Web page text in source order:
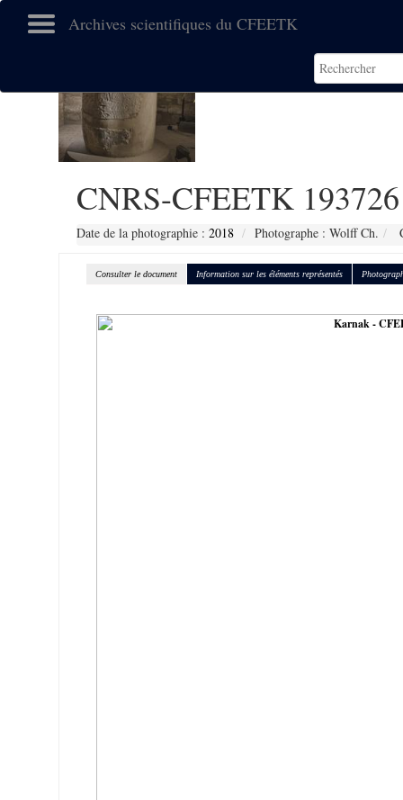
Archives scientifiques du CFEETK
CNRS-CFEETK 193726
Date de la photographie : 2018 Photographe : Wolff Ch.
Consulter le document Information sur les éléments représentés